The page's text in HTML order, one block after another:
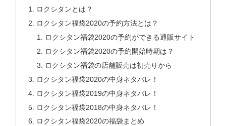
ロクシタンとは？
ロクシタン福袋2020の予約方法とは？
ロクシタン福袋2020の予約ができる通販サイト
ロクシタン福袋2020の予約開始時期は？
ロクシタン福袋の店舗販売は初売りから
ロクシタン福袋2020の中身ネタバレ！
ロクシタン福袋2019の中身ネタバレ！
ロクシタン福袋2018の中身ネタバレ！
ロクシタン福袋2020の福袋まとめ